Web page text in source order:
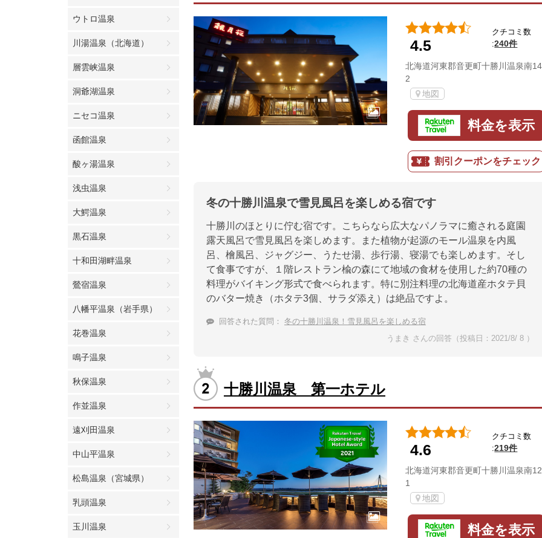
ウトロ温泉
川湯温泉（北海道）
層雲峡温泉
洞爺湖温泉
ニセコ温泉
函館温泉
酸ヶ湯温泉
浅虫温泉
大鰐温泉
黒石温泉
十和田湖畔温泉
鶯宿温泉
八幡平温泉（岩手県）
花巻温泉
鳴子温泉
秋保温泉
作並温泉
遠刈田温泉
中山平温泉
松島温泉（宮城県）
乳頭温泉
玉川温泉
4.5
クチコミ数
:240件
北海道河東郡音更町十勝川温泉南
2
地図
料金を表示
割引クーポンをチェック
冬の十勝川温泉で雪見風呂を楽しめる宿です
十勝川のほとりに佇む宿です。こちらなら広大なパノラマに癒される庭園
露天風呂で雪見風呂を楽しめます。また植物が起源のモール温泉を内風
呂、檜風呂、ジャグジー、うたせ湯、歩行湯、寝湯でも楽しめます。そし
て食事ですが、１階レストラン楡の森にて地域の食材を使用した約70種の
料理がバイキング形式で食べられます。特に別注料理の北海道産ホタテ貝
のバター焼き（ホタテ3個、サラダ添え）は絶品ですよ。
回答された質問： 冬の十勝川温泉！雪見風呂を楽しめる宿
うまき さんの回答（投稿日：2021/8/ 8 ）
十勝川温泉 第一ホテル
4.6
クチコミ数
:219件
北海道河東郡音更町十勝川温泉南
1
地図
料金を表示